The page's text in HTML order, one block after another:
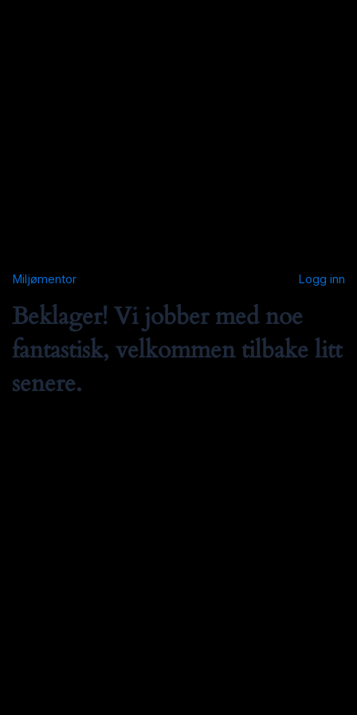
Miljømentor Logg inn
Beklager! Vi jobber med noe
fantastisk, velkommen tilbake litt
senere.